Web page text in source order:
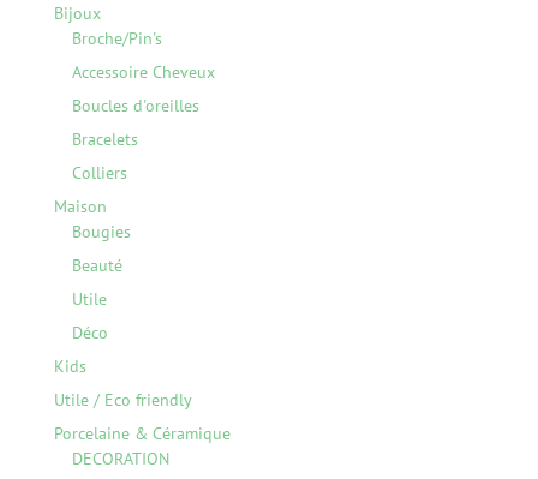
Bijoux
Broche/Pin's
Accessoire Cheveux
Boucles d'oreilles
Bracelets
Colliers
Maison
Bougies
Beauté
Utile
Déco
Kids
Utile / Eco friendly
Porcelaine & Céramique
DECORATION